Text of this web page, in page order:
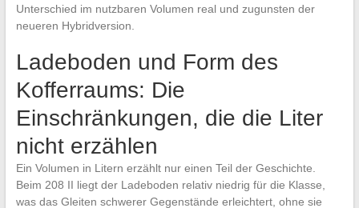
Unterschied im nutzbaren Volumen real und zugunsten der
neueren Hybridversion.
Ladeboden und Form des
Kofferraums: Die
Einschränkungen, die die Liter
nicht erzählen
Ein Volumen in Litern erzählt nur einen Teil der Geschichte.
Beim 208 II liegt der Ladeboden relativ niedrig für die Klasse,
was das Gleiten schwerer Gegenstände erleichtert, ohne sie